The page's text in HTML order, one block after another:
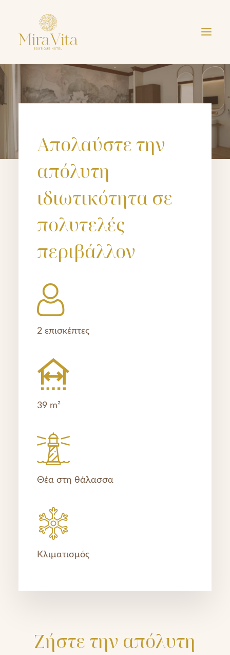
Presidential Σουίτα
Απολαύστε την
απόλυτη
ιδιωτικότητα σε
πολυτελές
περιβάλλον
2 επισκέπτες
39 m²
Θέα στη θάλασσα
Κλιματισμός
Ζήστε την απόλυτη